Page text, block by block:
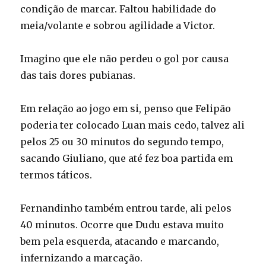
condição de marcar. Faltou habilidade do
meia/volante e sobrou agilidade a Victor.
Imagino que ele não perdeu o gol por causa
das tais dores pubianas.
Em relação ao jogo em si, penso que Felipão
poderia ter colocado Luan mais cedo, talvez ali
pelos 25 ou 30 minutos do segundo tempo,
sacando Giuliano, que até fez boa partida em
termos táticos.
Fernandinho também entrou tarde, ali pelos
40 minutos. Ocorre que Dudu estava muito
bem pela esquerda, atacando e marcando,
infernizando a marcação.